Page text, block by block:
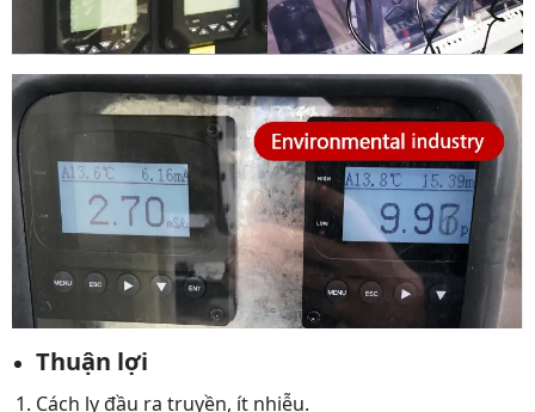
Thuận lợi
Cách ly đầu ra truyền, ít nhiễu.